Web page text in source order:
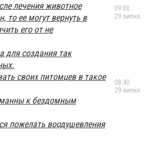
лечения животное
то ее могут вернуть в
его от не
для создания так
своих питомцев в такое
к бездомным
пожелать воодушевления
09:00
29 липня
08:40
29 липня